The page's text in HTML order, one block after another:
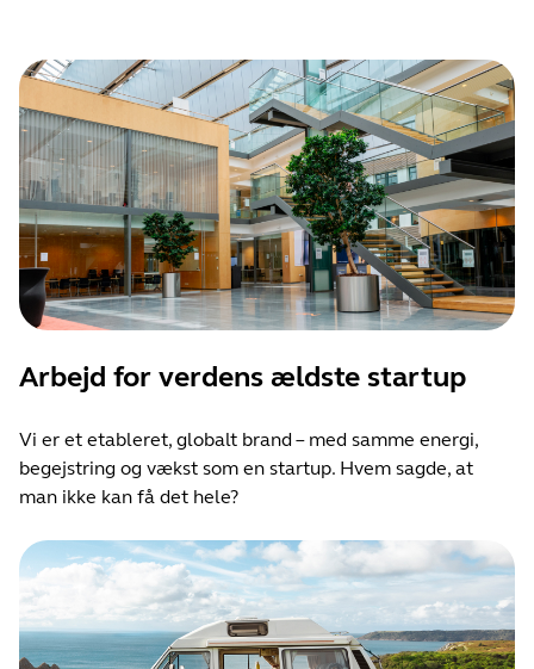
Arbejd for verdens ældste startup
Vi er et etableret, globalt brand – med samme energi,
begejstring og vækst som en startup. Hvem sagde, at
man ikke kan få det hele?